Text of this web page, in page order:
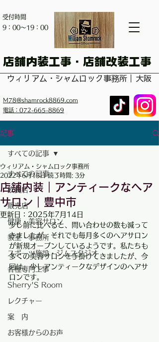
受付時間
​9：00～19：00
​店舗内装工事・店舗改装工事
ウィリアム・シャムロック事務所｜大阪
M78@shamrock8869.com
電話：072-665-8869
記事
すべての記事
飲食店
販売店
健康・美容サロン
教室・事務所
スポーツ施設・ジムスタジオ
各種専門工事
Sherry'S Room
レクチャー
案 内
お客様からのお声
すべての記事
店舗内装｜アンティークなヘア
サロン｜豊中市
ウィリアム・シャムロック事務所
2022年6月15日 読了時間: 3分
更新日： 2025年7月14日
少し前に比べると、問い合わせの数も減って
きましたが、それでも毎月多くのヘアサロン
が新規オープンしているようです。私たちも
多くの美容サロンを手掛けてきましたが、今
回は、少しアンティークなデザインのヘアサ
ロンです。